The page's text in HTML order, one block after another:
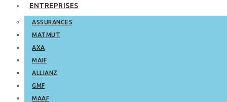
ENTREPRISES
ASSURANCES
MATMUT
AXA
MAIF
ALLIANZ
GMF
MAAF